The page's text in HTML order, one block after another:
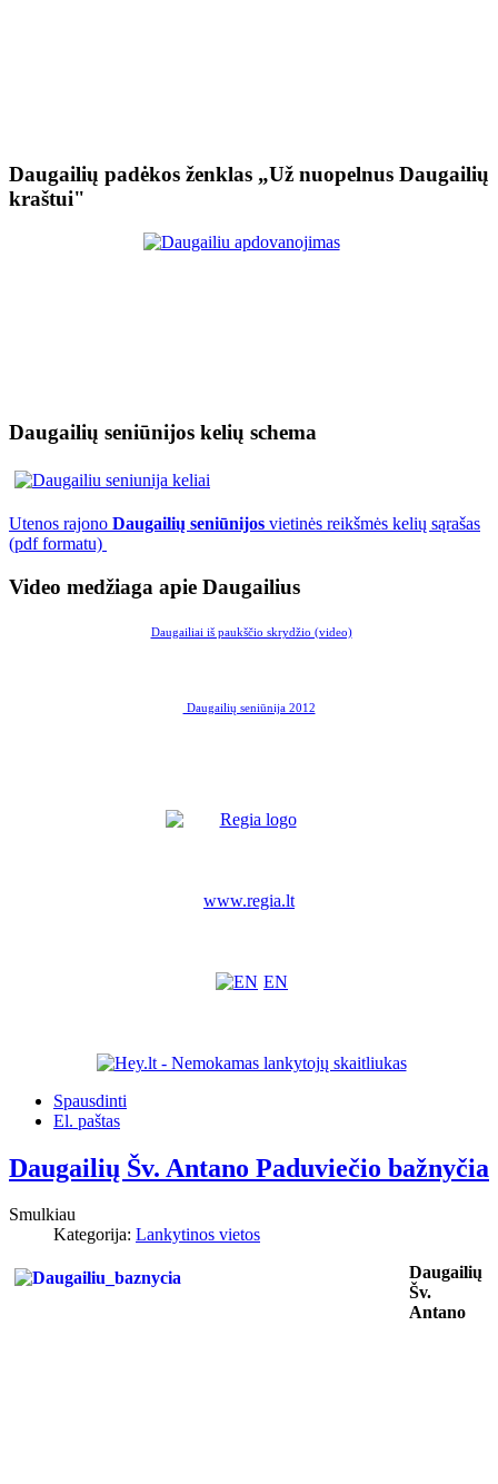
Daugailių padėkos ženklas „Už nuopelnus Daugailių
kraštui"
Daugailių seniūnijos kelių schema
Utenos rajono Daugailių seniūnijos vietinės reikšmės kelių sąrašas
(pdf formatu)
Video medžiaga apie Daugailius
Daugailiai iš paukščio skrydžio (video)
Daugailių seniūnija 2012
www.regia.lt
EN
Spausdinti
El. paštas
Daugailių Šv. Antano Paduviečio bažnyčia
Smulkiau
Kategorija: Lankytinos vietos
Daugailių
Šv.
Antano